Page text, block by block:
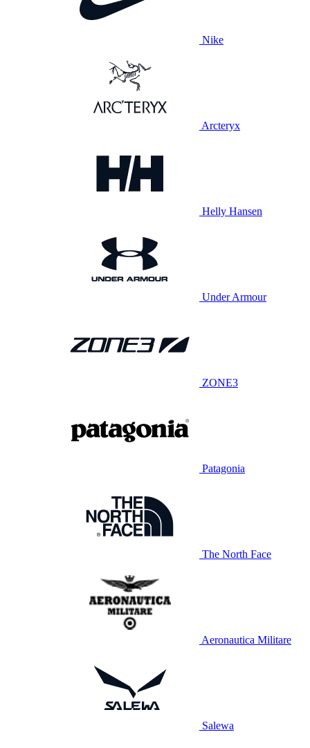
Nike
Arcteryx
Helly Hansen
Under Armour
ZONE3
Patagonia
The North Face
Aeronautica Militare
Salewa